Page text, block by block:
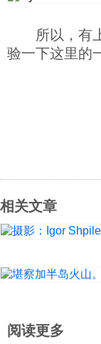
所以，有
验一下这里的
相关文章
阅读更多